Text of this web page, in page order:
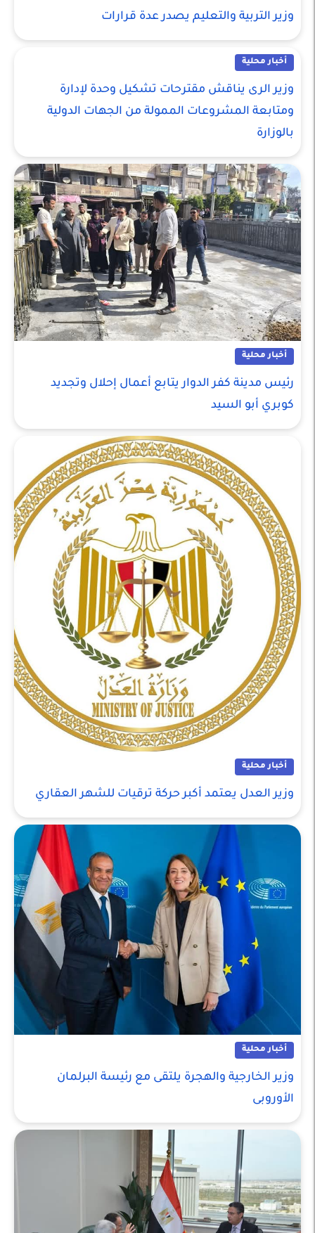
وزير التربية والتعليم يصدر عدة قرارات
أخبار محلية
وزير الرى يناقش مقترحات تشكيل وحدة لإدارة
ومتابعة المشروعات الممولة من الجهات الدولية
بالوزارة
أخبار محلية
رئيس مدينة كفر الدوار يتابع أعمال إحلال وتجديد
كوبري أبو السيد
أخبار محلية
وزير العدل يعتمد أكبر حركة ترقيات للشهر العقاري
أخبار محلية
وزير الخارجية والهجرة يلتقى مع رئيسة البرلمان
الأوروبى